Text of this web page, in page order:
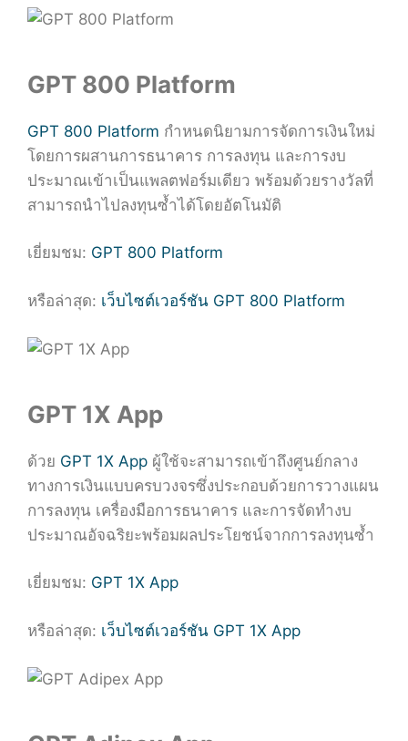
GPT 800 Platform
GPT 800 Platform กำหนดนิยามการจัดการเงินใหม่
โดยการผสานการธนาคาร การลงทุน และการงบ
ประมาณเข้าเป็นแพลตฟอร์มเดียว พร้อมด้วยรางวัลที่
สามารถนำไปลงทุนซ้ำได้โดยอัตโนมัติ
เยี่ยมชม: GPT 800 Platform
หรือล่าสุด: เว็บไซต์เวอร์ชัน GPT 800 Platform
GPT 1X App
ด้วย GPT 1X App ผู้ใช้จะสามารถเข้าถึงศูนย์กลาง
ทางการเงินแบบครบวงจรซึ่งประกอบด้วยการวางแผน
การลงทุน เครื่องมือการธนาคาร และการจัดทำงบ
ประมาณอัจฉริยะพร้อมผลประโยชน์จากการลงทุนซ้ำ
เยี่ยมชม: GPT 1X App
หรือล่าสุด: เว็บไซต์เวอร์ชัน GPT 1X App